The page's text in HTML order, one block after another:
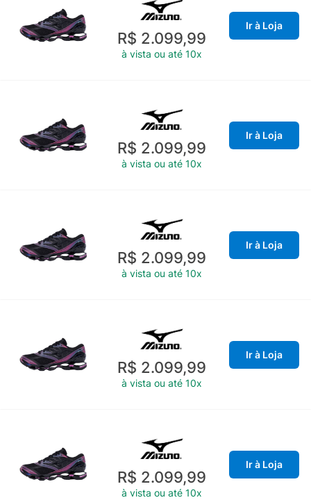
R$ 2.099,99
à vista ou até 10x
Ir à Loja
R$ 2.099,99
à vista ou até 10x
Ir à Loja
R$ 2.099,99
à vista ou até 10x
Ir à Loja
R$ 2.099,99
à vista ou até 10x
Ir à Loja
R$ 2.099,99
à vista ou até 10x
Ir à Loja